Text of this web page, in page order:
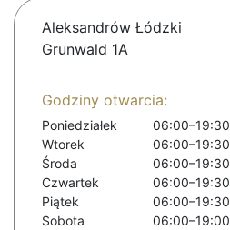
Aleksandrów Łódzki
Grunwald 1A
Godziny otwarcia:
Poniedziałek
06:00–19:30
Wtorek
06:00–19:30
Środa
06:00–19:30
Czwartek
06:00–19:30
Piątek
06:00–19:30
Sobota
06:00–19:00